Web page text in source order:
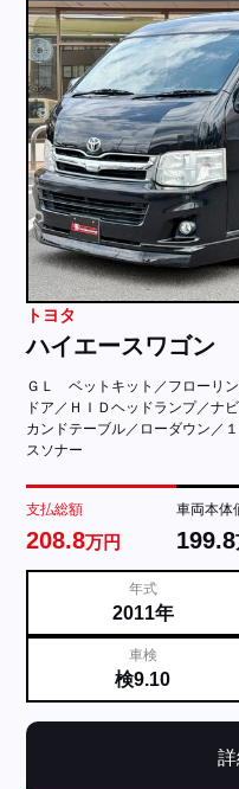
店
トヨタ
ハイエースワゴン
ＧＬ ベットキット／フローリ
ドア／ＨＩＤヘッドランプ／ナ
カンドテーブル／ローダウン／
スソナー
支払総額
208.8万円
車両本体
199.8
年式
2011年
車検
検9.10